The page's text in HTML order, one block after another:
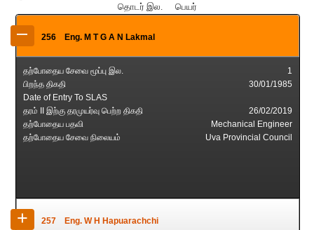
தொடர் இல. பெயர்
– 256 Eng. M T G A N Lakmal
தற்போதைய சேவை மூப்பு இல.
1
பிறந்த திகதி
30/01/1985
Date of Entry To SLAS
தரம் II இற்கு தரமுயர்வு பெற்ற திகதி
26/02/2019
தற்போதைய பதவி
Mechanical Engineer
தற்போதைய சேவை நிலையம்
Uva Provincial Council
+ 257 Eng. W H Hapuarachchi